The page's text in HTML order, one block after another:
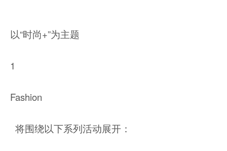
以“时尚+”为主题
1
Fashion
将围绕以下系列活动展开：